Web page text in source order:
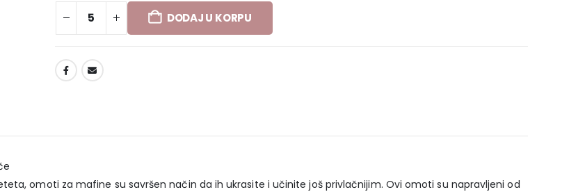
DODAJ U KORPU
omoti za mafine su savršen način da ih ukrasite i učinite još privlačnijim. Ovi omoti su napravljeni od